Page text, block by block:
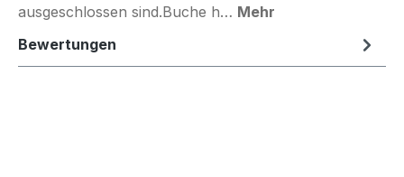
ausgeschlossen sind.Buche h… Mehr
Bewertungen